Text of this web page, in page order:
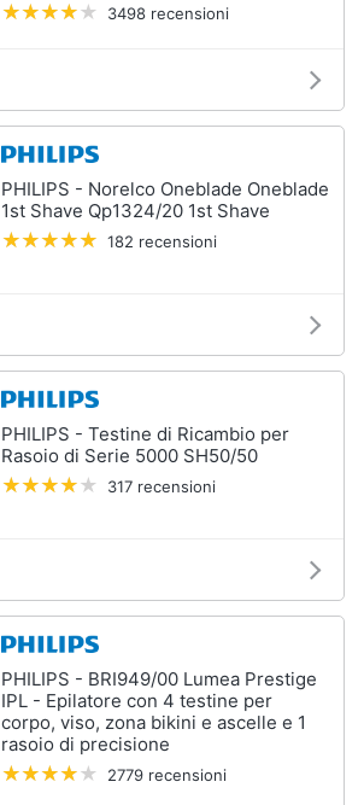
3498 recensioni
PHILIPS - Norelco Oneblade Oneblade
1st Shave Qp1324/20 1st Shave
182 recensioni
PHILIPS - Testine di Ricambio per
Rasoio di Serie 5000 SH50/50
317 recensioni
PHILIPS - BRI949/00 Lumea Prestige
IPL - Epilatore con 4 testine per
corpo, viso, zona bikini e ascelle e 1
rasoio di precisione
2779 recensioni